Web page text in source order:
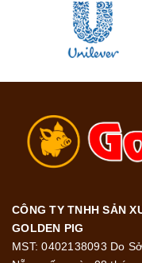
CÔNG TY TNHH SẢN
GOLDEN PIG
MST: 0402138093 Do